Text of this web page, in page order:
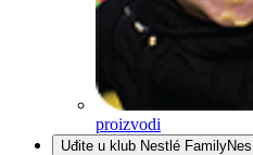
proizvodi
Uđite u klub Nestlé FamilyNes